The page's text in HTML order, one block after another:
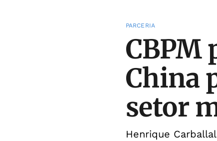
PARCERIA
CBPM
China
setor
Henrique